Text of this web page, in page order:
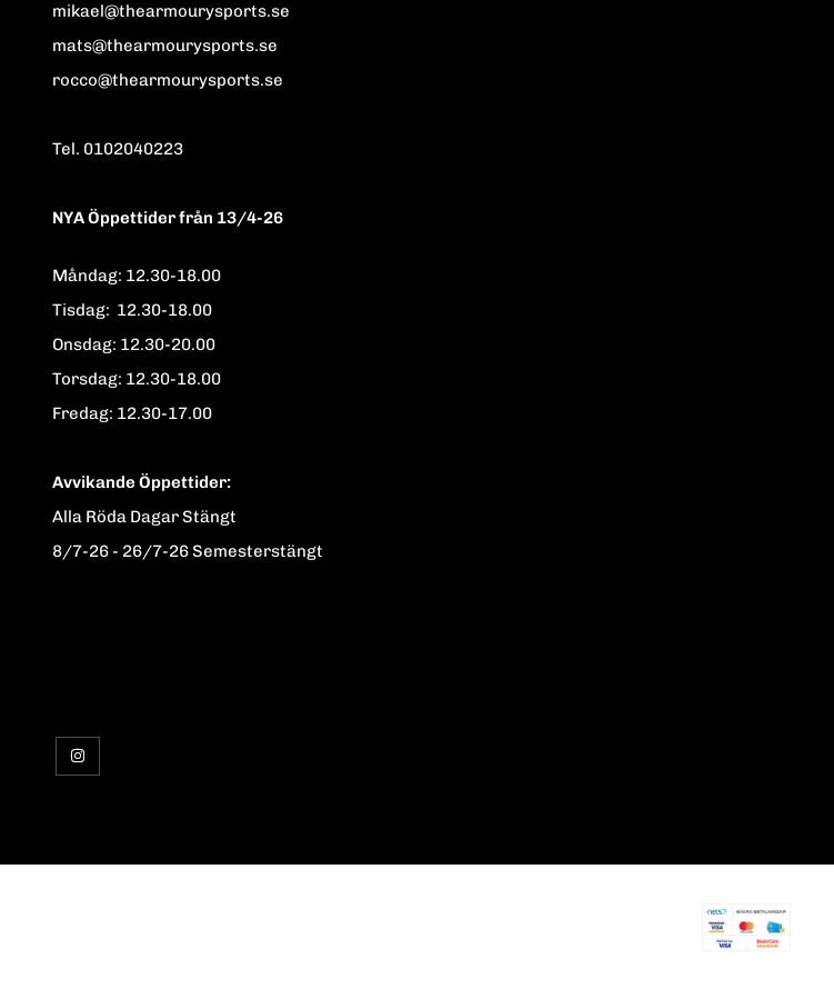
mikael@thearmourysports.se
mats@thearmourysports.se
rocco@thearmourysports.se
Tel. 0102040223
NYA Öppettider från 13/4-26
Måndag: 12.30-18.00
Tisdag: 12.30-18.00
Onsdag: 12.30-20.00
Torsdag: 12.30-18.00
Fredag: 12.30-17.00
Avvikande Öppettider:
Alla Röda Dagar Stängt
8/7-26 - 26/7-26 Semesterstängt